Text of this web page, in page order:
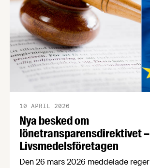
Nya besked om
lönetransparensdirektivet –
Livsmedelsföretagen
10 APRIL 2026
Den 26 mars 2026 meddelade